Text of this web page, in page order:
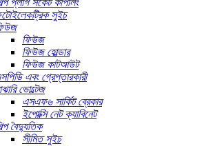
প্লাগ সকেট কাপলিং
সুইচ
ফিউজ
ফিউজ হোল্ডার
ফিউজ কাটআউট
এবং গ্রেপ্তারকারী
ভোল্টেজ
এসএফ৬ সার্কিট ব্রেকার
ইপোক্সি নেট ক্যাবিনেট
বৈদ্যুতিক
সীমিত সুইচ